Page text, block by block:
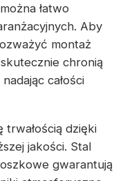
łatwo
Aby
montaż
chronią
całości
trwałością dzięki
jakości. Stal
gwarantują